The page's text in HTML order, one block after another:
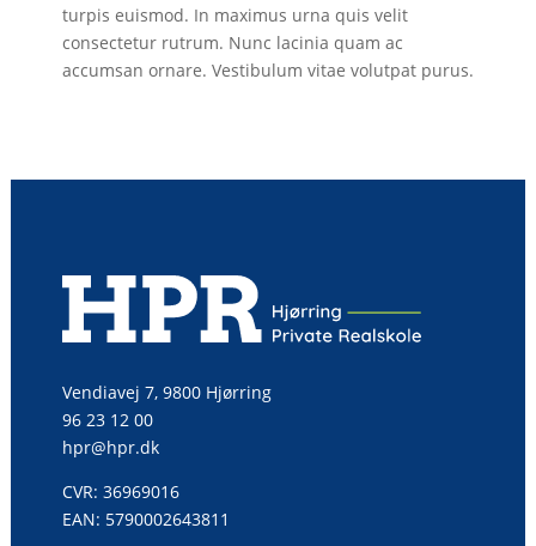
turpis euismod. In maximus urna quis velit
consectetur rutrum. Nunc lacinia quam ac
accumsan ornare. Vestibulum vitae volutpat purus.
Vendiavej 7, 9800 Hjørring
96 23 12 00
hpr@hpr.dk
CVR: 36969016
EAN: 5790002643811